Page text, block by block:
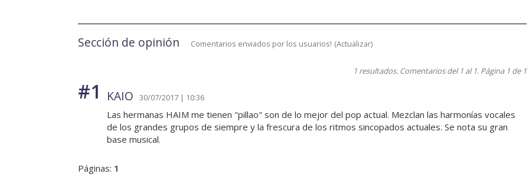
Sección de opinión Comentarios enviados por los usuarios! (Actualizar)
1 resultados. Comentarios del 1 al 1. Página 1 de 1
#1 KAIO 30/07/2017 | 10:36
Las hermanas HAIM me tienen "pillao" son de lo mejor del pop actual. Mezclan las harmonías vocales
de los grandes grupos de siempre y la frescura de los ritmos sincopados actuales. Se nota su gran
base musical.
Páginas: 1